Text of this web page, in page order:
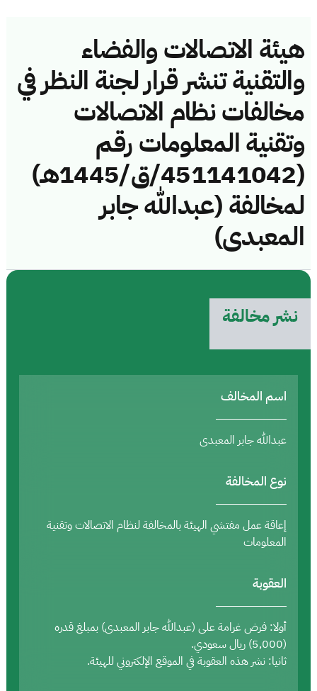
هيئة الاتصالات والفضاء
والتقنية تنشر قرار لجنة النظر في
مخالفات نظام الاتصالات
وتقنية المعلومات رقم
(451141042/ق/1445هـ)
لمخالفة (عبدالله جابر
المعبدى)
نشر مخالفة
اسم المخالف
عبدالله جابر المعبدى
نوع المخالفة
إعاقة عمل مفتشي الهيئة بالمخالفة لنظام الاتصالات وتقنية
المعلومات
العقوبة
أولا: فرض غرامة على (عبدالله جابر المعبدى) بمبلغ قدره
(5,000) ريال سعودي.
ثانيا: نشر هذه العقوبة في الموقع الإلكتروني للهيئة.